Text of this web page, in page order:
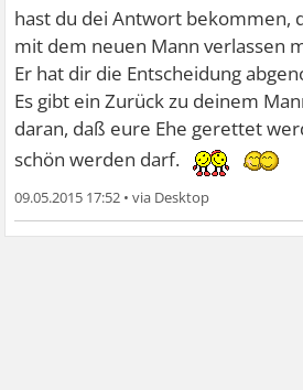
hast du dei Antwort bekommen,
mit dem neuen Mann verlassen
Er hat dir die Entscheidung
Es gibt ein Zurück zu deinem
daran, daß eure Ehe gerettet
schön werden darf.
09.05.2015 17:52 •